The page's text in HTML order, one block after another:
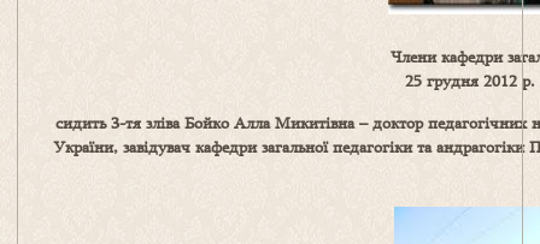
Члени кафедри
25 грудня 2012 р.
сидить 3-тя зліва Бойко Алла Микитівна – доктор педагогічних
України, завідувач кафедри загальної педагогіки та